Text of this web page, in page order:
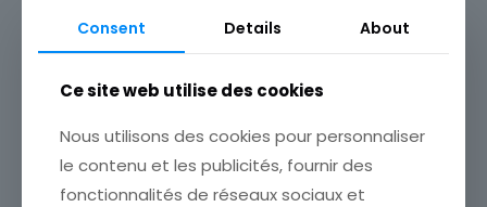
Consent Details About
Ce site web utilise des cookies
Nous utilisons des cookies pour personnaliser
le contenu et les publicités, fournir des
fonctionnalités de réseaux sociaux et